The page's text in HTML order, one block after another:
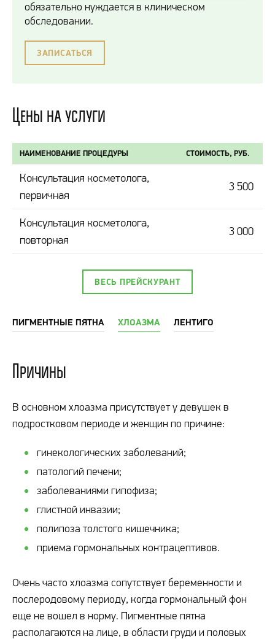
обязательно нуждается в клиническом
обследовании.
ЗАПИСАТЬСЯ
Цены на услуги
НАИМЕНОВАНИЕ ПРОЦЕДУРЫ СТОИМОСТЬ, РУБ.
Консультация косметолога,
первичная
3 500
Консультация косметолога,
повторная
3 000
ВЕСЬ ПРЕЙСКУРАНТ
ПИГМЕНТНЫЕ ПЯТНА ХЛОАЗМА ЛЕНТИГО
Причины
В основном хлоазма присутствует у девушек в
подростковом периоде и женщин по причине:
гинекологических заболеваний;
патологий печени;
заболеваниями гипофиза;
глистной инвазии;
полипоза толстого кишечника;
приема гормональных контрацептивов.
Очень часто хлоазма сопутствует беременности и
послеродовому периоду, когда гормональный фон
еще не вошел в норму. Пигментные пятна
располагаются на лице, в области груди и половых